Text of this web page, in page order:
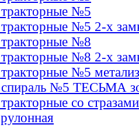
№5
№5 2-х
№8
№8 2-х
№5
№5 ТЕСЬМА
со стразами